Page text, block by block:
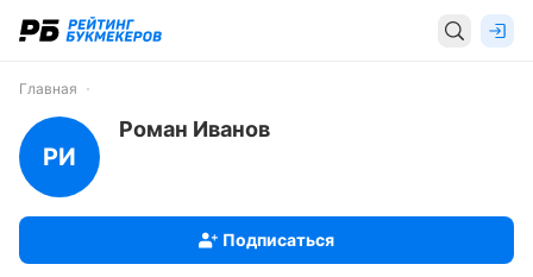
Главная
РИ
Роман Иванов
Подписаться